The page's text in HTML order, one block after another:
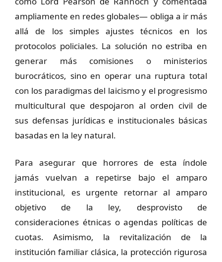
ampliamente en redes globales— obliga a ir más
allá de los simples ajustes técnicos en los
protocolos policiales. La solución no estriba en
generar más comisiones o ministerios
burocráticos, sino en operar una ruptura total
con los paradigmas del laicismo y el progresismo
multicultural que despojaron al orden civil de
sus defensas jurídicas e institucionales básicas
basadas en la ley natural.
Para asegurar que horrores de esta índole
jamás vuelvan a repetirse bajo el amparo
institucional, es urgente retornar al amparo
objetivo de la ley, desprovisto de
consideraciones étnicas o agendas políticas de
cuotas. Asimismo, la revitalización de la
institución familiar clásica, la protección rigurosa